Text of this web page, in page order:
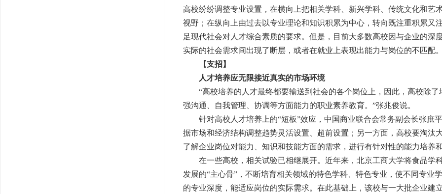
高校纷纷调整专业设置，在横向上把相关学科、新兴学科、传统文化和艺
视野；在纵向上由过去以专业理论和知识积累为中心，转向既注重积累又
足现代社会对人才综合素质的要求。但是，目前大多数高校因与企业的深
实际的社会需求间出现了断层，或者在就业上表现出能力与岗位的不匹配。
【支招】
人才培养应无限接近真实的市场环境
“高校培养的人才最终都要输送到社会的各个岗位上，因此，高校除
强沟通、自我管理、协调等方面能力的职业素养教育。”张兆俊说。
针对高校人才培养上的“短板”效应，中国商业联合会常务副会长张庶
据市场和经济结构调整趋势灵活设置、超前设置；另一方面，高校要淘汰
了解企业岗位对能力、知识和技能方面的需求，进行有针对性的能力培养
在一些高校，相关试验已相继展开。近年来，北京工商大学将食品学
发展的“主心骨”，不断培育相关领域的特色学科、特色专业，使不同专业
的专业深度，能适应岗位的实际需求。在此基础上，该校与一大批企业建